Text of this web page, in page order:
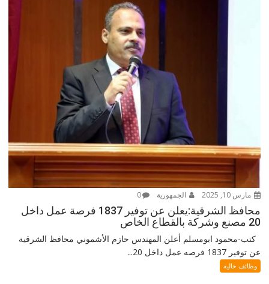
مارس 10, 2025 الجمهورية 0
محافظ الشرقية:يعلن عن توفير 1837 فرصة عمل داخل
20 مصنع وشركة بالقطاع الخاص
كتب-محمود ابومسلم أعلن المهندس حازم الأشموني محافظ الشرقية
عن توفير 1837 فرصه عمل داخل 20...
وظائف خالية